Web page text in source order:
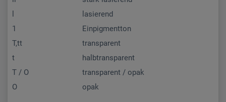
lasierend
1
Einpigmentton
T,tt
transparent
t
halbtransparent
T / O
transparent / opak
O
opak